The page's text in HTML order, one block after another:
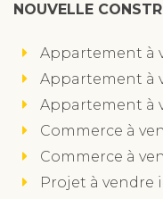
NOUVELLE
Appartement à
Appartement à
Appartement à
Commerce à
Commerce à
Projet à vendre